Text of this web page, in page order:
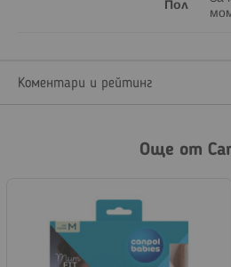
Пол
Коментари и рейтинг
Още от